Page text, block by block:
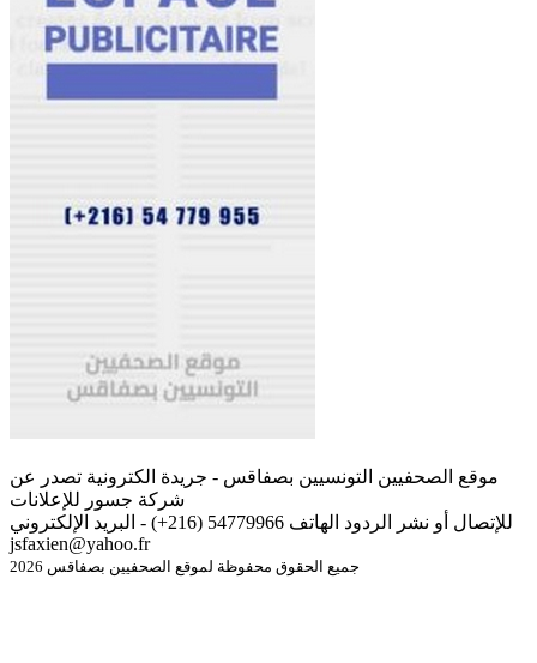
موقع الصحفيين التونسيين بصفاقس - جريدة الكترونية تصدر عن
شركة جسور للإعلانات
للإتصال أو نشر الردود الهاتف 54779966 (216+) - البريد الإلكتروني
jsfaxien@yahoo.fr
جميع الحقوق محفوظة لموقع الصحفيين بصفاقس 2026